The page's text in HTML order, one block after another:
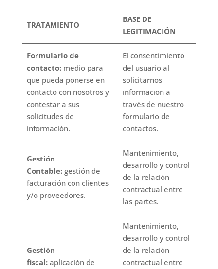
TRATAMIENTO
BASE DE
LEGITIMACIÓN
Formulario de
contacto: medio para
que pueda ponerse en
contacto con nosotros y
contestar a sus
solicitudes de
información.
El consentimiento
del usuario al
solicitarnos
información a
través de nuestro
formulario de
contactos.
Gestión
Contable: gestión de
facturación con clientes
y/o proveedores.
Mantenimiento,
desarrollo y control
de la relación
contractual entre
las partes.
Gestión
fiscal: aplicación de
Mantenimiento,
desarrollo y control
de la relación
contractual entre